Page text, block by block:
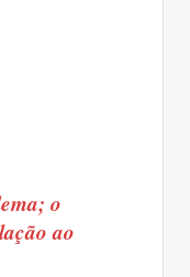
o
ao